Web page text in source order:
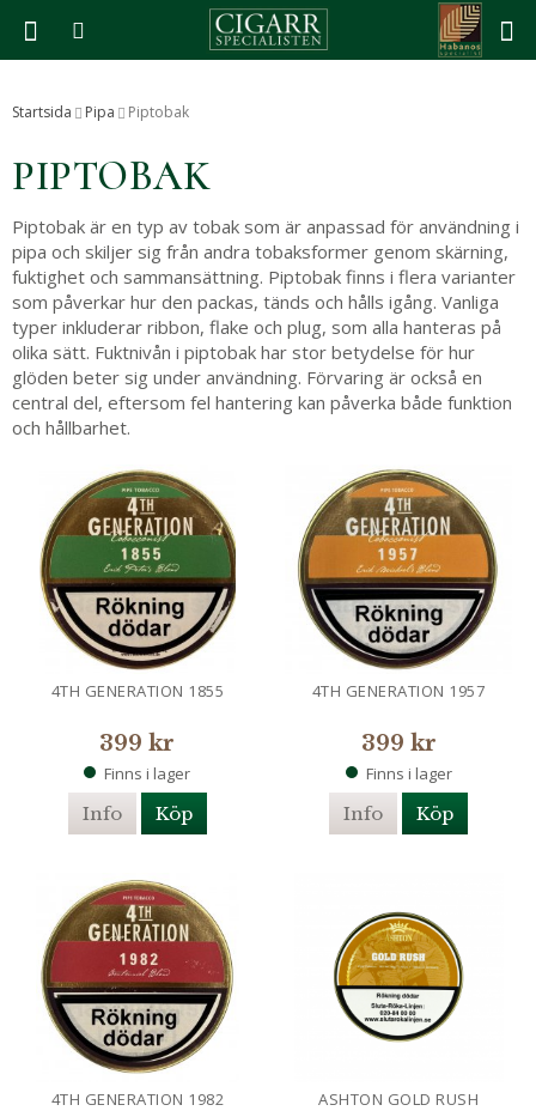
Produkten har blivit tillagd i varukorgen
Startsida Pipa Piptobak
PIPTOBAK
Piptobak är en typ av tobak som är anpassad för användning i
pipa och skiljer sig från andra tobaksformer genom skärning,
fuktighet och sammansättning. Piptobak finns i flera varianter
som påverkar hur den packas, tänds och hålls igång. Vanliga
typer inkluderar ribbon, flake och plug, som alla hanteras på
olika sätt. Fuktnivån i piptobak har stor betydelse för hur
glöden beter sig under användning. Förvaring är också en
central del, eftersom fel hantering kan påverka både funktion
och hållbarhet.
4TH GENERATION 1855
399 kr
Finns i lager
Info Köp
4TH GENERATION 1957
399 kr
Finns i lager
Info Köp
4TH GENERATION 1982 ASHTON GOLD RUSH